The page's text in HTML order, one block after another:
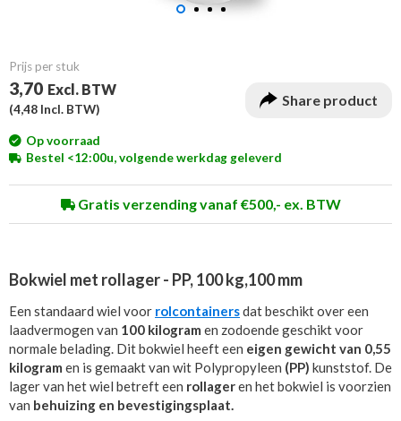
Prijs per stuk
3,70 Excl. BTW
(4,48 Incl. BTW)
Share product
Op voorraad
Bestel <12:00u, volgende werkdag geleverd
Gratis verzending vanaf €500,- ex. BTW
Bokwiel met rollager - PP, 100 kg,100 mm
Een standaard wiel voor rolcontainersdat beschikt over een
laadvermogen van 100 kilogram en zodoende geschikt voor
normale belading. Dit bokwiel heeft een eigen gewicht van 0,55
kilogram en is gemaakt van wit Polypropyleen (PP) kunststof. De
lager van het wiel betreft een rollageren het bokwiel is voorzien
van behuizing en bevestigingsplaat.